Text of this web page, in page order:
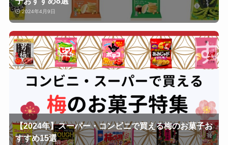
2024年4月9日
【2024年】スーパー・コンビニで買える梅のお菓子お
すすめ15選